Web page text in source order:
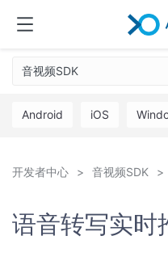
音视频SDK
Android iOS
开发者中心 音视频SDK
语音转写实时